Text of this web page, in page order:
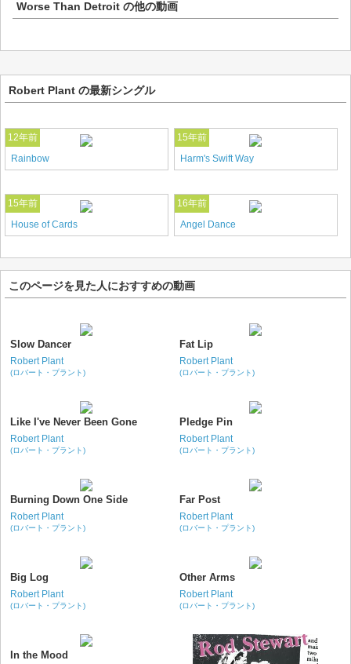
Worse Than Detroit の他の動画
Robert Plant の最新シングル
12年前
Rainbow
15年前
Harm's Swift Way
15年前
House of Cards
16年前
Angel Dance
このページを見た人におすすめの動画
Slow Dancer
Robert Plant
(ロバート・プラント)
Fat Lip
Robert Plant
(ロバート・プラント)
Like I've Never Been Gone
Robert Plant
(ロバート・プラント)
Pledge Pin
Robert Plant
(ロバート・プラント)
Burning Down One Side
Robert Plant
(ロバート・プラント)
Far Post
Robert Plant
(ロバート・プラント)
Big Log
Robert Plant
(ロバート・プラント)
Other Arms
Robert Plant
(ロバート・プラント)
In the Mood